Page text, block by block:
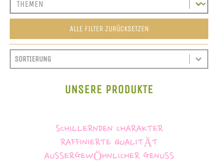
ALLE FILTER ZURÜCKSETZEN
SORTIEREN
SORT CONTENT
SORT CONTENT
UNSERE PRODUKTE
SCHILLERNDEN CHARAKTER
RAFFINIERTE QUALITÄT
AUSSERGEWÖHNLICHER GENUSS